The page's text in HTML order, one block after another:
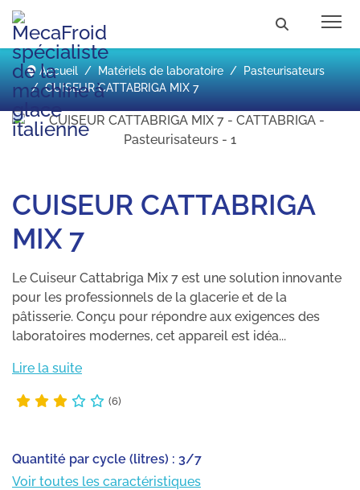
Accueil Matériels de laboratoire
Pasteurisateurs
CUISEUR CATTABRIGA MIX 7
CUISEUR CATTABRIGA
MIX 7
Le Cuiseur Cattabriga Mix 7 est une solution innovante
pour les professionnels de la glacerie et de la
pâtisserie. Conçu pour répondre aux exigences des
laboratoires modernes, cet appareil est idéa...
Lire la suite
(6)
Quantité par cycle (litres) : 3/7
Voir toutes les caractéristiques